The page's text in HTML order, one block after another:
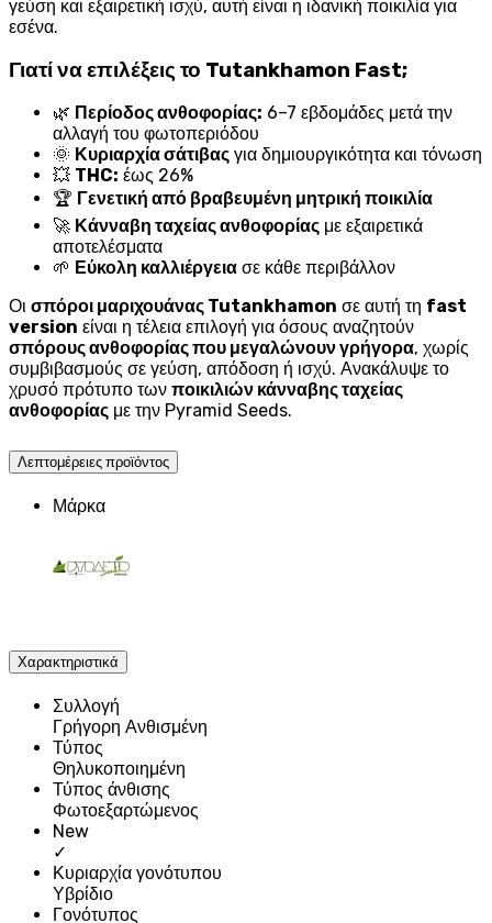
γεύση και εξαιρετική ισχύ, αυτή είναι η ιδανική ποικιλία για
εσένα.
Γιατί να επιλέξεις το Tutankhamon Fast;
🌿 Περίοδος ανθοφορίας: 6–7 εβδομάδες μετά την
αλλαγή του φωτοπεριόδου
🌞 Κυριαρχία σάτιβας για δημιουργικότητα και τόνωση
💥 THC: έως 26%
🏆 Γενετική από βραβευμένη μητρική ποικιλία
🚀 Κάνναβη ταχείας ανθοφορίας με εξαιρετικά
αποτελέσματα
🌱 Εύκολη καλλιέργεια σε κάθε περιβάλλον
Οι σπόροι μαριχουάνας Tutankhamon σε αυτή τη fast
version είναι η τέλεια επιλογή για όσους αναζητούν
σπόρους ανθοφορίας που μεγαλώνουν γρήγορα, χωρίς
συμβιβασμούς σε γεύση, απόδοση ή ισχύ. Ανακάλυψε το
χρυσό πρότυπο των ποικιλιών κάνναβης ταχείας
ανθοφορίας με την Pyramid Seeds.
Λεπτομέρειες προϊόντος
Μάρκα
Χαρακτηριστικά
Συλλογή
Γρήγορη Ανθισμένη
Τύπος
Θηλυκοποιημένη
Τύπος άνθισης
Φωτοεξαρτώμενος
New
✓
Κυριαρχία γονότυπου
Υβρίδιο
Γονότυπος